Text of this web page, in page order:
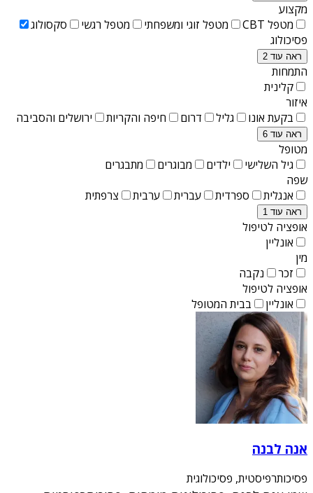
מקצוע
מטפל CBT
מטפל זוגי ומשפחתי מטפל רגשי
סקסולוג
פסיכולוג
ראה עוד 2
התמחות
קלינית
איזור
בקעת אונו
גליל דרום חיפה והקריות ירושלים והסביבה
ראה עוד 6
מטופל
גיל השלישי
ילדים מבוגרים
מתבגרים
שפה
אנגלית
ספרדית עברית ערבית צרפתית
ראה עוד 1
אופציה לטיפול
אונליין
מין
זכר
נקבה
אופציה לטיפול
אונליין
בבית המטופל
אנה לבנה
פסיכותרפיסטית, פסיכולוגית